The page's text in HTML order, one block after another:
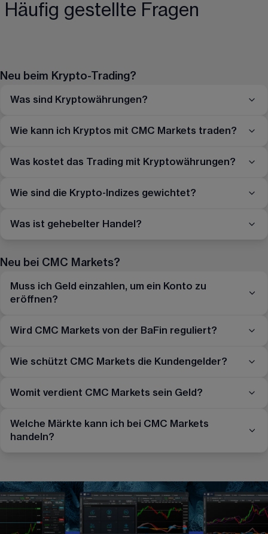
Häufig gestellte Fragen
Neu beim Krypto-Trading?
Was sind Kryptowährungen?
Wie kann ich Kryptos mit CMC Markets traden?
Was kostet das Trading mit Kryptowährungen?
Wie sind die Krypto-Indizes gewichtet?
Was ist gehebelter Handel?
Neu bei CMC Markets?
Muss ich Geld einzahlen, um ein Konto zu
eröffnen?
Wird CMC Markets von der BaFin reguliert?
Wie schützt CMC Markets die Kundengelder?
Womit verdient CMC Markets sein Geld?
Welche Märkte kann ich bei CMC Markets
handeln?